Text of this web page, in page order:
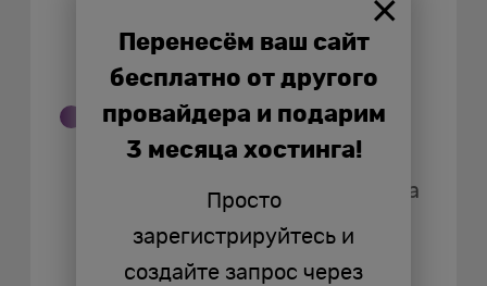
корректного названия самого
файла.
Редактирование кода. Если
оказалось недостаточным
простое добавление фавикона
в корневую папку для
отображения значка на
Перенесём ваш сайт
бесплатно от другого
провайдера и подарим
3 месяца хостинга!
Просто
зарегистрируйтесь и
создайте запрос через